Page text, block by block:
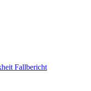
Fallbericht